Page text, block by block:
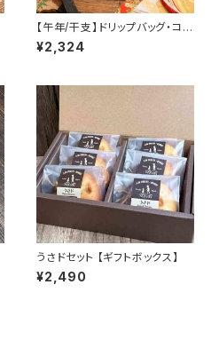
【午年/干支】ドリップバッグ・コー
ヒーバッグ 10個セット 【クリック
ポスト配送】
¥2,324
うさドセット 【ギフトボックス】
¥2,490